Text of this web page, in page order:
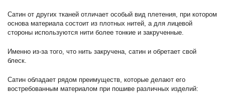
Сатин от других тканей отличает особый вид плетения, при котором
основа материала состоит из плотных нитей, а для лицевой
стороны используются нити более тонкие и закрученные.
Именно из-за того, что нить закручена, сатин и обретает свой
блеск.
Сатин обладает рядом преимуществ, которые делают его
востребованным материалом при пошиве различных изделий: